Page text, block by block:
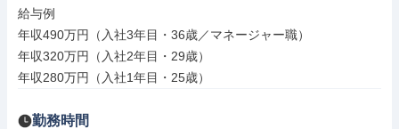
給与例
年収490万円（入社3年目・36歳／マネージャー職）
年収320万円（入社2年目・29歳）
年収280万円（入社1年目・25歳）
勤務時間